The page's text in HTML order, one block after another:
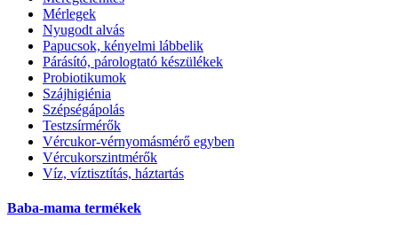
Mérlegek
Nyugodt alvás
Papucsok, kényelmi lábbelik
Párásító, párologtató készülékek
Probiotikumok
Szájhigiénia
Szépségápolás
Testzsírmérők
Vércukor-vérnyomásmérő egyben
Vércukorszintmérők
Víz, víztisztítás, háztartás
Baba-mama termékek